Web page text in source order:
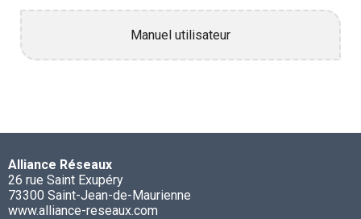
Manuel utilisateur
Alliance Réseaux
26 rue Saint Exupéry
73300 Saint-Jean-de-Maurienne
www.alliance-reseaux.com